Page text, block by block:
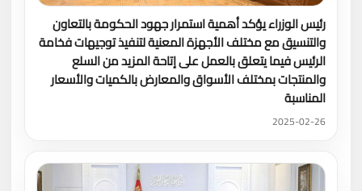
رئيس الوزراء يؤكد أهمية استمرار جهود الحكومة بالتعاون
والتنسيق مع مختلف الأجهزة المعنية لتنفيذ توجيهات فخامة
الرئيس فيما يتعلق بالعمل على إتاحة المزيد من السلع
والمنتجات بمختلف الأسواق والمعارض بالكميات والأسعار
المناسبة
2025-02-26